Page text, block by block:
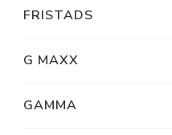
FRISTADS
G MAXX
GAMMA